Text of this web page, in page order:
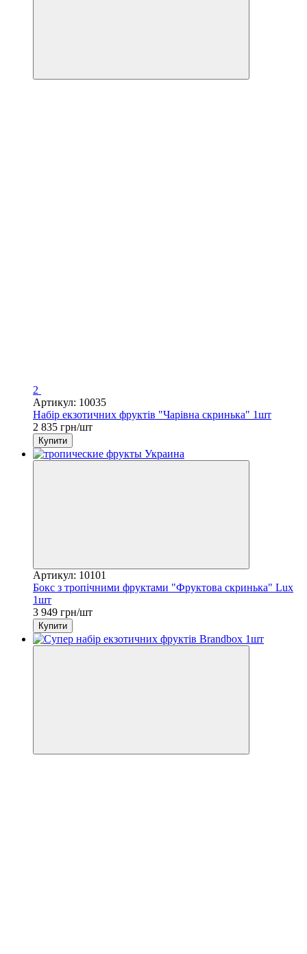
2
Артикул: 10035
Набір екзотичних фруктів "Чарівна скринька" 1шт
2 835 грн/шт
Купити
Артикул: 10101
Бокс з тропічними фруктами "Фруктова скринька" Lux
1шт
3 949 грн/шт
Купити